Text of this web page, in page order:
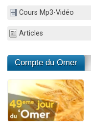
Cours Mp3-Vidéo
Articles
Compte du Omer